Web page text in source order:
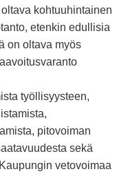
kohtuuhintainen
etenkin edullisia
on oltava myös
työllisyysteen,
pitovoiman
sekä
vetovoimaa